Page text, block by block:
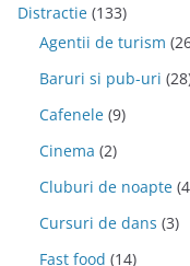
Distractie (133)
Agentii de turism
Baruri si pub-uri
Cafenele (9)
Cinema (2)
Cluburi de noapte
Cursuri de dans (3)
Fast food (14)